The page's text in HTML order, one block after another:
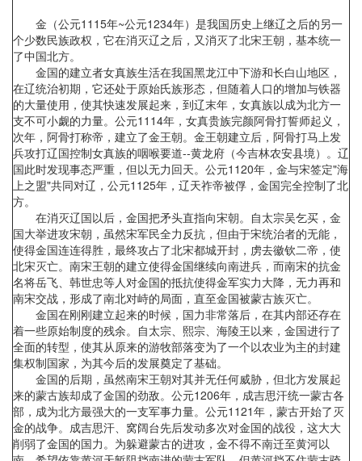
金（公元1115年~公元1234年）是我国历史上继辽之后的另一
个少数民族政权，它在消灭辽之后，又消灭了北宋王朝，基本统一
了中国北方。
金国的建立者女真族生活在我国黑龙江中下游和长白山地区，
在辽统治初期，它还处于原始氏族形态，但随着人口的增加与铁器
的大量使用，使其快速发展起来，到辽末年，女真族以成为北方一
支不可小觑的力量。公元1114年，女真贵族完颜阿骨打誓师起义，
次年，阿骨打称帝，建立了金王朝。金王朝建立后，阿骨打马上发
兵攻打辽国控制女真族的咽喉要道--黄龙府（今吉林农安县境）。辽
国此时发现事态严重，但以无力回天。公元1120年，金与宋签定"海
上之盟"共同对辽，公元1125年，辽天祚帝被俘，金国完全控制了北
方。
在消灭辽国以后，金国把矛头直指向宋朝。自太宗吴乞买，金
国大举进攻宋朝，虽然宋军民全力反抗，但由于宋统治者的无能，
使得金国连连得胜，最终攻占了北宋都城开封，虏去徽钦二帝，使
北宋灭亡。南宋王朝的建立使得金国继续向南进兵，而南宋的抗金
名将岳飞、韩世忠等人对金国的抵抗使得金军实力大降，无力再和
南宋交战，形成了南北对峙的局面，直至金国被蒙古族灭亡。
金国在刚刚建立起来的时候，国力非常落后，在其内部还存在
着一些原始制度的残余。自太宗、熙宗、海陵王以来，金国进行了
全面的转型，使其从原来的游牧部落变为了一个以农业为主的封建
集权制国家，为其今后的发展奠定了基础。
金国的后期，虽然南宋王朝对其并无任何威胁，但北方发展起
来的蒙古族却成了金国的劲敌。公元1206年，成吉思汗统一蒙古各
部，成为北方最强大的一支军事力量。公元1121年，蒙古开始了灭
金的战争。成吉思汗、窝阔台先后发动多次对金国的战役，这大大
削弱了金国的国力。为躲避蒙古的进攻，金不得不南迁至黄河以